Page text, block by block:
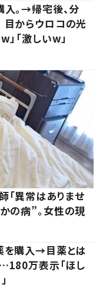
入。→帰宅後、分
からウロコの光
「激しいw」
異常はありませ
の病”。女性の現
を購入→目薬とは
万表示「ほし